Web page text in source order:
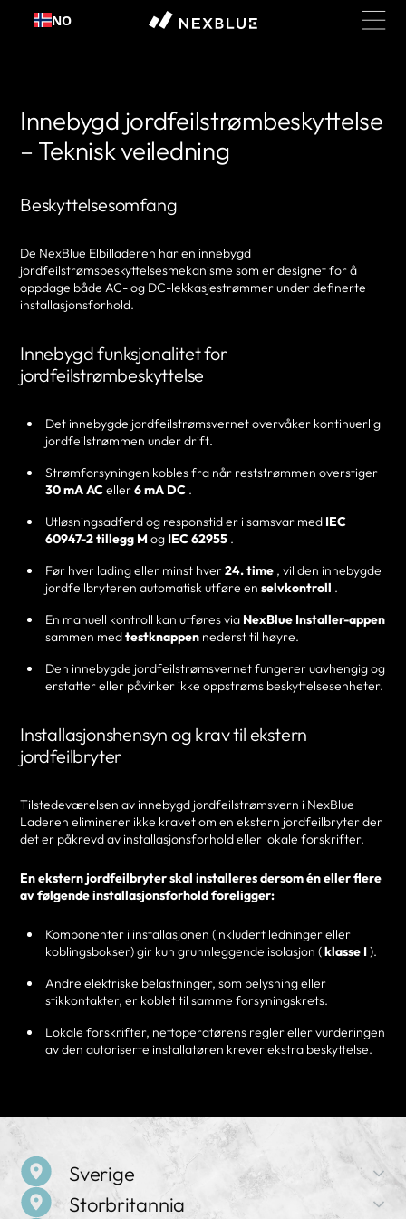
NO
Innebygd jordfeilstrømbeskyttelse
– Teknisk veiledning
Beskyttelsesomfang
De NexBlue Elbilladeren har en innebygd
jordfeilstrømsbeskyttelsesmekanisme som er designet for å
oppdage både AC- og DC-lekkasjestrømmer under definerte
installasjonsforhold.
Innebygd funksjonalitet for
jordfeilstrømbeskyttelse
Det innebygde jordfeilstrømsvernet overvåker kontinuerlig
jordfeilstrømmen under drift.
Strømforsyningen kobles fra når reststrømmen overstiger
30 mA ACeller6 mA DC .
Utløsningsadferd og responstid er i samsvar med IEC
60947-2 tillegg M og IEC 62955 .
Før hver lading eller minst hver24. time , vil den innebygde
jordfeilbryteren automatisk utføre en selvkontroll .
En manuell kontroll kan utføres via NexBlue Installer-appen
sammen medtestknappen nederst til høyre.
Den innebygde jordfeilstrømsvernet fungerer uavhengig og
erstatter eller påvirker ikke oppstrøms beskyttelsesenheter.
Installasjonshensyn og krav til ekstern
jordfeilbryter
Tilstedeværelsen av innebygd jordfeilstrømsvern i NexBlue
Laderen eliminerer ikke kravet om en ekstern jordfeilbryter der
det er påkrevd av installasjonsforhold eller lokale forskrifter.
En ekstern jordfeilbryter skal installeres dersom én eller flere
av følgende installasjonsforhold foreligger:
Komponenter i installasjonen (inkludert ledninger eller
koblingsbokser) gir kun grunnleggende isolasjon (klasse I).
Andre elektriske belastninger, som belysning eller
stikkontakter, er koblet til samme forsyningskrets.
Lokale forskrifter, nettoperatørens regler eller vurderingen
av den autoriserte installatøren krever ekstra beskyttelse.
Sverige
Firmanavn
Storbritannia